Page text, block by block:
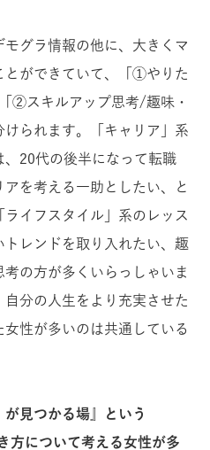
グラ情報の他に、大きくマ
とができていて、「①やりた
②スキルアップ思考/趣味・
られます。「キャリア」系
20代の後半になって転職
を考える一助としたい、と
イフスタイル」系のレッス
トレンドを取り入れたい、趣
の方が多くいらっしゃいま
分の人生をより充実させた
性が多いのは共通している
が見つかる場』という
方について考える女性が多